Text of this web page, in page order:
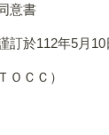
意書
(星期三)及6月17日(星期
ＯＣＣ）